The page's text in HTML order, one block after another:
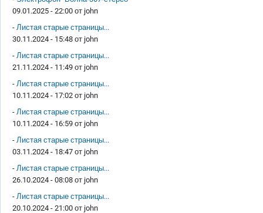
09.01.2025 - 22:00 от john
- Листая старые страницы...
30.11.2024 - 15:48 от john
- Листая старые страницы...
21.11.2024 - 11:49 от john
- Листая старые страницы...
10.11.2024 - 17:02 от john
- Листая старые страницы...
10.11.2024 - 16:59 от john
- Листая старые страницы...
03.11.2024 - 18:47 от john
- Листая старые страницы...
26.10.2024 - 08:08 от john
- Листая старые страницы...
20.10.2024 - 21:00 от john